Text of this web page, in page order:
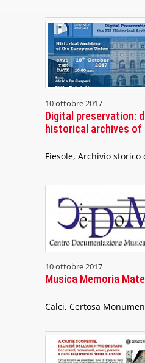
10 ottobre 2017
Digital preservation:
historical archives
Fiesole, Archivio
10 ottobre 2017
Musica Memoria
Calci, Certosa